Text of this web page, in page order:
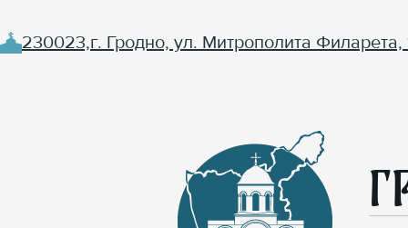
230023,г. Гродно, ул. Митрополита Филарета,